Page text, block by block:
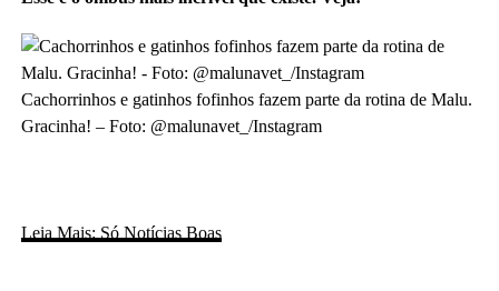
Cachorrinhos e gatinhos fofinhos fazem parte da rotina de Malu.
Gracinha! – Foto: @malunavet_/Instagram
Leia Mais: Só Notícias Boas